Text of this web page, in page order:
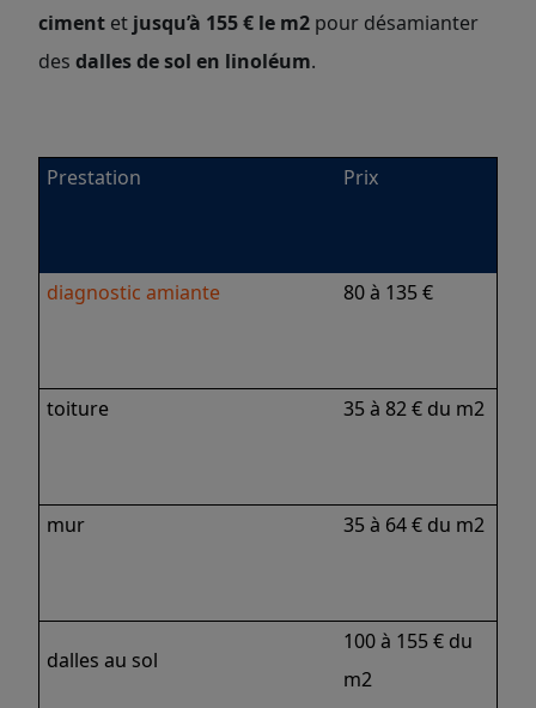
ciment et jusqu’à 155 € le m2 pour désamianter
des dalles de sol en linoléum.
Prestation Prix
diagnostic amiante 80 à 135 €
toiture 35 à 82 € du m2
mur 35 à 64 € du m2
dalles au sol
100 à 155 € du
m2